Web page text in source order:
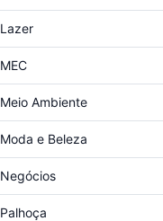
Lazer
MEC
Meio Ambiente
Moda e Beleza
Negócios
Palhoça